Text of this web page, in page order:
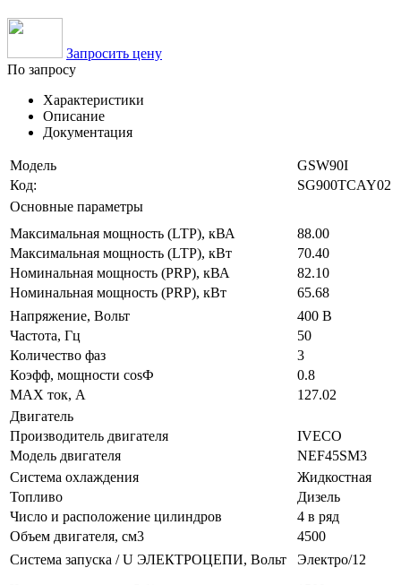
Запросить цену
По запросу
Характеристики
Описание
Документация
Модель
GSW90I
Код:
SG900TCAY02
Основные параметры
Максимальная мощность (LTP), кВА
88.00
Максимальная мощность (LTP), кВт
70.40
Номинальная мощность (PRP), кВА
82.10
Номинальная мощность (PRP), кВт
65.68
Напряжение, Вольт
400 В
Частота, Гц
50
Количество фаз
3
Коэфф, мощности cosФ
0.8
MAX ток, А
127.02
Двигатель
Производитель двигателя
IVECO
Модель двигателя
NEF45SM3
Система охлаждения
Жидкостная
Топливо
Дизель
Число и расположение цилиндров
4 в ряд
Объем двигателя, см3
4500
Система запуска / U ЭЛЕКТРОЦЕПИ, Вольт
Электро/12